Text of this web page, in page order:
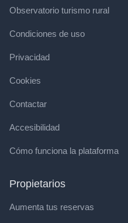
Observatorio turismo rural
Condiciones de uso
Privacidad
Cookies
Contactar
Accesibilidad
Cómo funciona la plataforma
Propietarios
Aumenta tus reservas